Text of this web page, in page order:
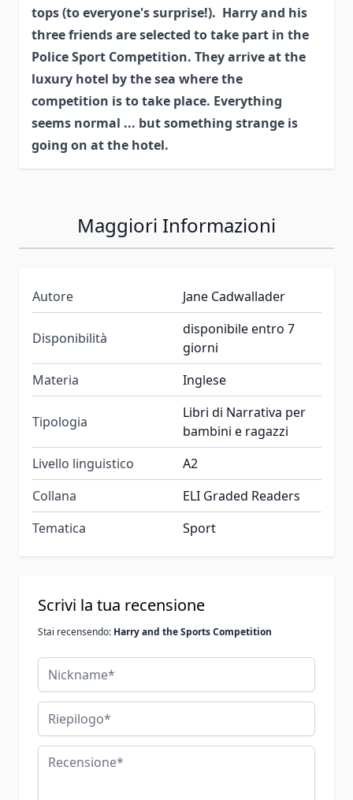
tops (to everyone's surprise!). Harry and his
three friends are selected to take part in the
Police Sport Competition. They arrive at the
luxury hotel by the sea where the
competition is to take place. Everything
seems normal ... but something strange is
going on at the hotel.
Maggiori Informazioni
Autore Jane Cadwallader
Disponibilità
disponibile entro 7
giorni
Materia
Inglese
Tipologia
Libri di Narrativa per
bambini e ragazzi
Livello linguistico
A2
Collana
ELI Graded Readers
Tematica
Sport
Scrivi la tua recensione
Stai recensendo: Harry and the Sports Competition
Nickname
Riepilogo
Recensione